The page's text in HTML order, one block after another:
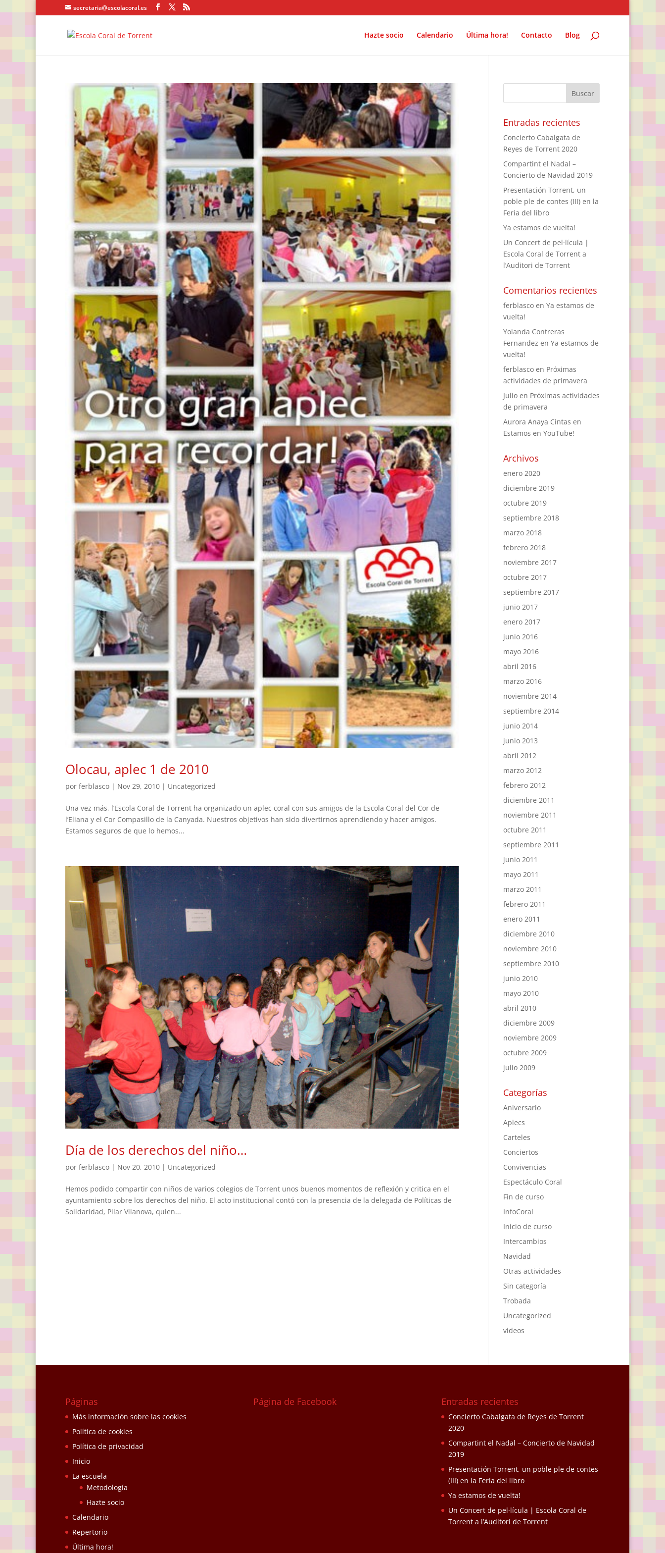
secretaria@escolacoral.es
Hazte socio Calendario Última hora! Contacto Blog
Olocau, aplec 1 de 2010
por ferblasco | Nov 29, 2010 | Uncategorized
Una vez más, l’Escola Coral de Torrent ha organizado un aplec coral con sus amigos de la Escola Coral del Cor de
l’Eliana y el Cor Compasillo de la Canyada. Nuestros objetivos han sido divertirnos aprendiendo y hacer amigos.
Estamos seguros de que lo hemos...
Día de los derechos del niño…
por ferblasco | Nov 20, 2010 | Uncategorized
Hemos podido compartir con niños de varios colegios de Torrent unos buenos momentos de reflexión y critica en el
ayuntamiento sobre los derechos del niño. El acto institucional contó con la presencia de la delegada de Políticas de
Solidaridad, Pilar Vilanova, quien...
Entradas recientes
Concierto Cabalgata de
Reyes de Torrent 2020
Compartint el Nadal –
Concierto de Navidad 2019
Presentación Torrent, un
poble ple de contes (III) en la
Feria del libro
Ya estamos de vuelta!
Un Concert de pel·lícula |
Escola Coral de Torrent a
l’Auditori de Torrent
Comentarios recientes
ferblascoen Ya estamos de
vuelta!
Yolanda Contreras
Fernandez en Ya estamos de
vuelta!
ferblascoen Próximas
actividades de primavera
Julioen Próximas actividades
de primavera
Aurora Anaya Cintas en
Estamos en YouTube!
Archivos
enero 2020
diciembre 2019
octubre 2019
septiembre 2018
marzo 2018
febrero 2018
noviembre 2017
octubre 2017
septiembre 2017
junio 2017
enero 2017
junio 2016
mayo 2016
abril 2016
marzo 2016
noviembre 2014
septiembre 2014
junio 2014
junio 2013
abril 2012
marzo 2012
febrero 2012
diciembre 2011
noviembre 2011
octubre 2011
septiembre 2011
junio 2011
mayo 2011
marzo 2011
febrero 2011
enero 2011
diciembre 2010
noviembre 2010
septiembre 2010
junio 2010
mayo 2010
abril 2010
diciembre 2009
noviembre 2009
octubre 2009
julio 2009
Categorías
Aniversario
Aplecs
Carteles
Conciertos
Convivencias
Espectáculo Coral
Fin de curso
InfoCoral
Inicio de curso
Intercambios
Navidad
Otras actividades
Sin categoría
Trobada
Uncategorized
videos
Páginas
Más información sobre las cookies
Política de cookies
Política de privacidad
Inicio
La escuela
Metodología
Hazte socio
Calendario
Repertorio
Última hora!
Página de Facebook Entradas recientes
Concierto Cabalgata de Reyes de Torrent
2020
Compartint el Nadal – Concierto de Navidad
2019
Presentación Torrent, un poble ple de contes
(III) en la Feria del libro
Ya estamos de vuelta!
Un Concert de pel·lícula | Escola Coral de
Torrent a l’Auditori de Torrent